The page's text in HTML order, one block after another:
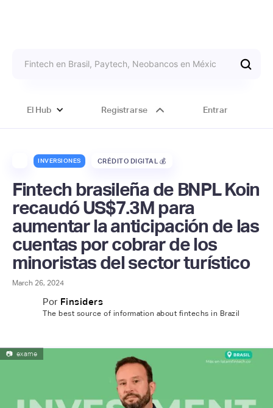
El Hub Registrarse Entrar
INVERSIONES CRÉDITO DIGITAL 💰
Fintech brasileña de BNPL Koin
recaudó US$7.3M para
aumentar la anticipación de las
cuentas por cobrar de los
minoristas del sector turístico
March 26, 2024
Por Finsiders
The best source of information about fintechs in Brazil
📷 exame